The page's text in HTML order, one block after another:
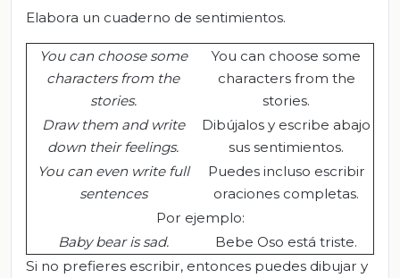
Elabora un cuaderno de sentimientos.
You can choose some
characters from the
stories.
You can choose some
characters from the
stories.
Draw them and write
down their feelings.
Dibújalos y escribe abajo
sus sentimientos.
You can even write full
sentences
Puedes incluso escribir
oraciones completas.
Por ejemplo:
Babybear is sad.
Bebe Oso está triste.
Si no prefieres escribir, entonces puedes dibujar y